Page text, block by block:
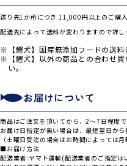
送り先1か所につき 11,000円以上のご購
配送先によって送料が変わりますので詳し
【鰹犬】国産無添加フードの送料
【鰹犬】以外の商品との合わせ
い。
お届けについて
商品はご注文を頂いてから、2～7日程度で
お届け日指定が無い場合は、最短翌日から
（土曜日受注の場合はお時間によっては
■お届け方法
配送業者:ヤマト運輸(配送業者のご指定は